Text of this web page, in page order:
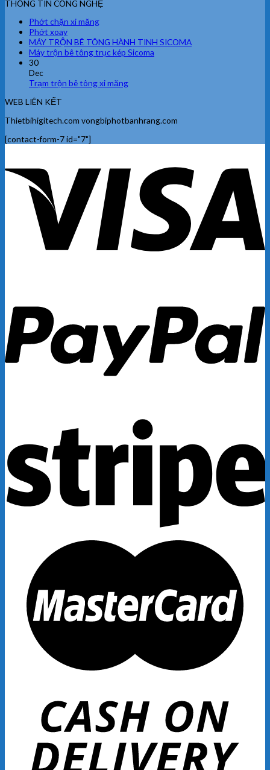
THÔNG TIN CÔNG NGHỆ
Phớt chặn xi măng
Phớt xoay
MÁY TRỘN BÊ TÔNG HÀNH TINH SICOMA
Máy trộn bê tông trục kép Sicoma
30
Dec
Trạm trộn bê tông xi măng
WEB LIÊN KẾT
Thietbihigitech.com vongbiphotbanhrang.com
[contact-form-7 id="7"]